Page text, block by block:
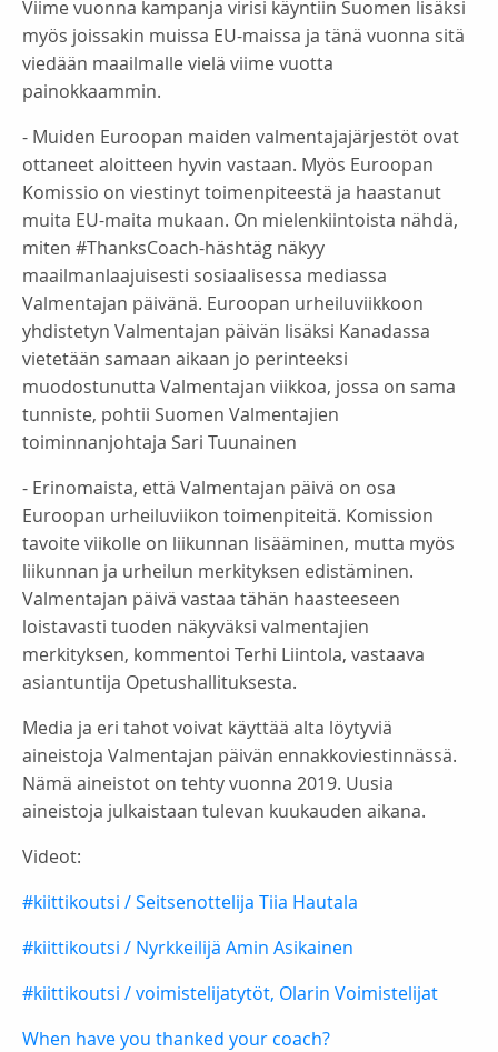
Viime vuonna kampanja virisi käyntiin Suomen lisäksi
myös joissakin muissa EU-maissa ja tänä vuonna sitä
viedään maailmalle vielä viime vuotta
painokkaammin.
- Muiden Euroopan maiden valmentajajärjestöt ovat
ottaneet aloitteen hyvin vastaan. Myös Euroopan
Komissio on viestinyt toimenpiteestä ja haastanut
muita EU-maita mukaan. On mielenkiintoista nähdä,
miten #ThanksCoach-häshtäg näkyy
maailmanlaajuisesti sosiaalisessa mediassa
Valmentajan päivänä. Euroopan urheiluviikkoon
yhdistetyn Valmentajan päivän lisäksi Kanadassa
vietetään samaan aikaan jo perinteeksi
muodostunutta Valmentajan viikkoa, jossa on sama
tunniste, pohtii Suomen Valmentajien
toiminnanjohtaja Sari Tuunainen
- Erinomaista, että Valmentajan päivä on osa
Euroopan urheiluviikon toimenpiteitä. Komission
tavoite viikolle on liikunnan lisääminen, mutta myös
liikunnan ja urheilun merkityksen edistäminen.
Valmentajan päivä vastaa tähän haasteeseen
loistavasti tuoden näkyväksi valmentajien
merkityksen, kommentoi Terhi Liintola, vastaava
asiantuntija Opetushallituksesta.
Media ja eri tahot voivat käyttää alta löytyviä
aineistoja Valmentajan päivän ennakkoviestinnässä.
Nämä aineistot on tehty vuonna 2019. Uusia
aineistoja julkaistaan tulevan kuukauden aikana.
Videot:
#kiittikoutsi / Seitsenottelija Tiia Hautala
#kiittikoutsi / Nyrkkeilijä Amin Asikainen
#kiittikoutsi / voimistelijatytöt, Olarin Voimistelijat
When have you thanked your coach?